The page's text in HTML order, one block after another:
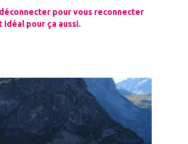
pour vous reconnecter
idéal pour ça aussi.